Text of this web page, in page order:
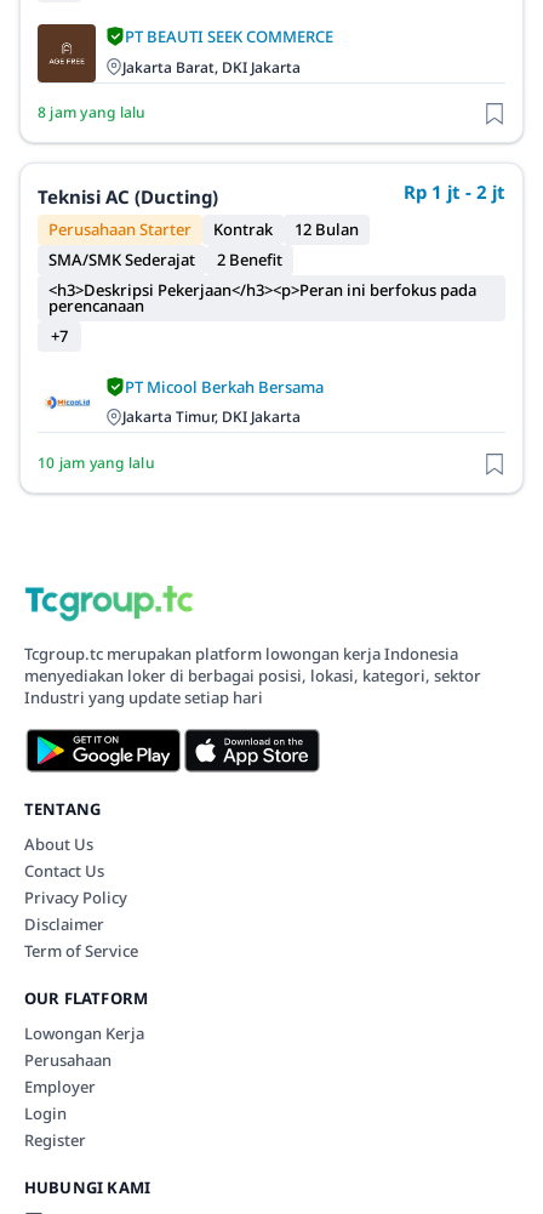
PT BEAUTI SEEK COMMERCE
Jakarta Barat, DKI Jakarta
8 jam yang lalu
Teknisi AC (Ducting) Rp 1 jt - 2 jt
Perusahaan Starter Kontrak
12 Bulan
SMA/SMK Sederajat
2 Benefit
<h3>Deskripsi Pekerjaan</h3><p>Peran ini berfokus pada
perencanaan
+7
PT Micool Berkah Bersama
Jakarta Timur, DKI Jakarta
10 jam yang lalu
Tcgroup.tc merupakan platform lowongan kerja Indonesia
menyediakan loker di berbagai posisi, lokasi, kategori, sektor
Industri yang update setiap hari
TENTANG
About Us
Contact Us
Privacy Policy
Disclaimer
Term of Service
OUR FLATFORM
Lowongan Kerja
Perusahaan
Employer
Login
Register
HUBUNGI KAMI